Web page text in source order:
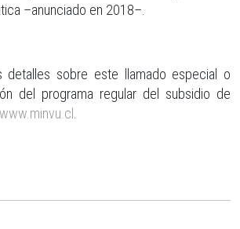
–anunciado en 2018–.
detalles sobre este llamado especial o
del programa regular del subsidio de
www.minvu.cl